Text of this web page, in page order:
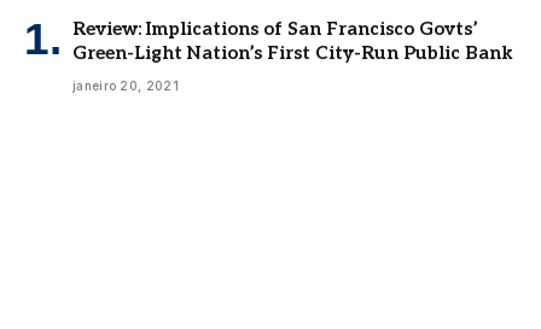
Review: Implications of San Francisco Govts’
Green-Light Nation’s First City-Run Public Bank
janeiro 20, 2021